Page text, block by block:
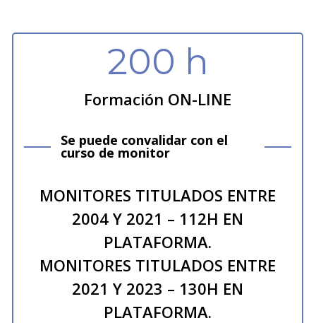
200 h
Formación ON-LINE
Se puede convalidar con el
curso de monitor
MONITORES TITULADOS ENTRE
2004 Y 2021 – 112H EN
PLATAFORMA.
MONITORES TITULADOS ENTRE
2021 Y 2023 – 130H EN
PLATAFORMA.